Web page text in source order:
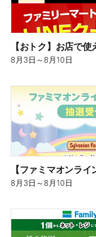
8月3日 ～8月10日
8月3日 ～8月10日